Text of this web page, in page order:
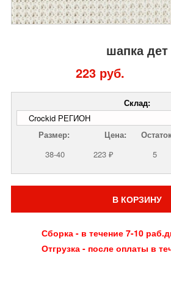
шапка дет
223 руб.
Склад:
Размер: Цена:
38-40
223 ₽ 5
В КОРЗИНУ
Сборка - в течение 7-10
Отгрузка - после оплаты в